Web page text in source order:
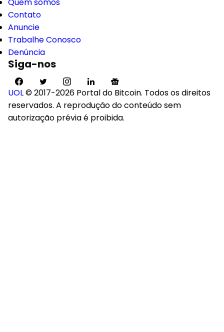
Contato
Anuncie
Trabalhe Conosco
Denúncia
Siga-nos
UOL© 2017-2026 Portal do Bitcoin. Todos os direitos
reservados. A reprodução do conteúdo sem
autorização prévia é proibida.